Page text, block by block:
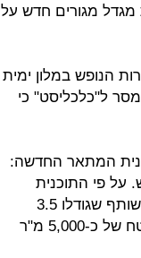
מגדל מגורים חדש על
דירות הנופש במלון ימית
מסר ל"כלכליסט" כי
המתאר החדשה:
נופש. על פי התוכנית
הנרקמת, ייצרו המלונות מתחם חדש המשתרע על המגרש המשותף שגודלו 3.5
דונם, וכך יוכלו להוסיף עוד 2,100 מ"ר של חדרי מלון, ובניין בשטח של כ-5,000 מ"ר